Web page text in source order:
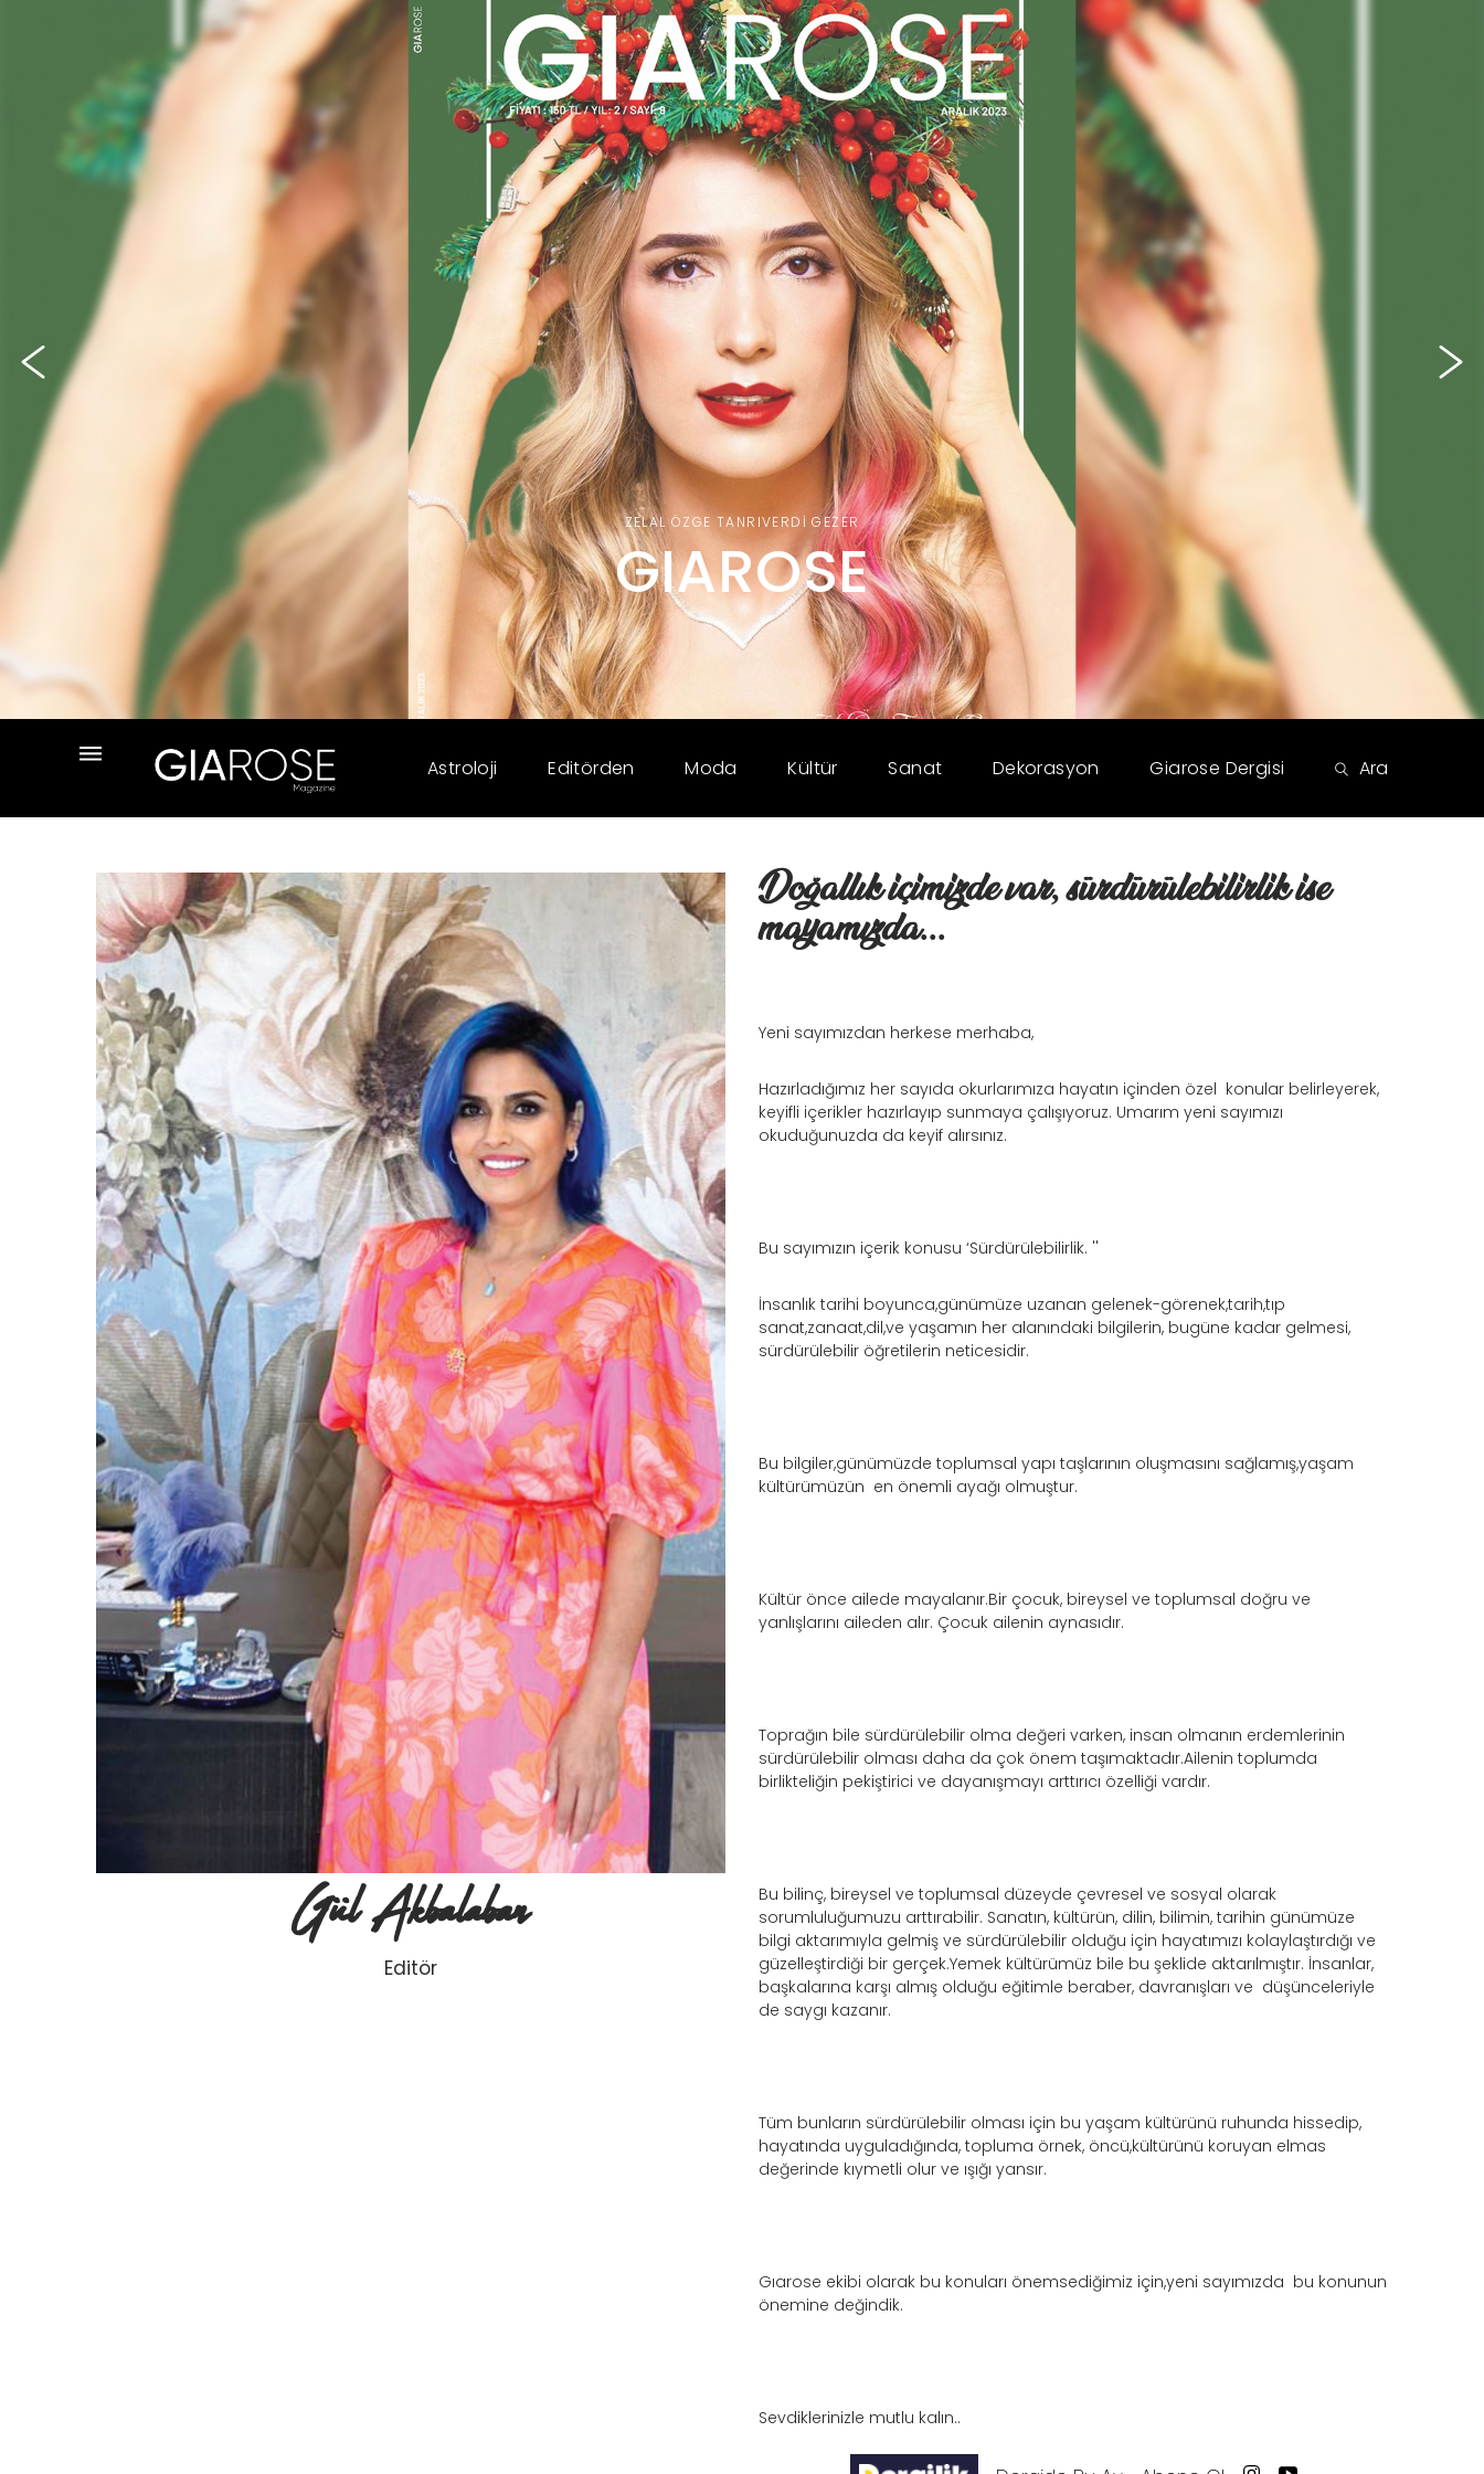
ZELAL ÖZGE TANRIVERDI GEZER
GIAROSE
Astroloji Editörden Moda Kültür Sanat Dekorasyon Giarose Dergisi Ara
Gül Akbalaban
Editör
Doğallık içimizde var, sürdürülebilirlik ise
mayamızda...
Yeni sayımızdan herkese merhaba,
Hazırladığımız her sayıda okurlarımıza hayatın içinden özel konular belirleyerek,
keyifli içerikler hazırlayıp sunmaya çalışıyoruz. Umarım yeni sayımızı
okuduğunuzda da keyif alırsınız.
Bu sayımızın içerik konusu ‘Sürdürülebilirlik. ''
İnsanlık tarihi boyunca,günümüze uzanan gelenek-görenek,tarih,tıp
sanat,zanaat,dil,ve yaşamın her alanındaki bilgilerin, bugüne kadar gelmesi,
sürdürülebilir öğretilerin neticesidir.
Bu bilgiler,günümüzde toplumsal yapı taşlarının oluşmasını sağlamış,yaşam
kültürümüzün en önemli ayağı olmuştur.
Kültür önce ailede mayalanır.Bir çocuk, bireysel ve toplumsal doğru ve
yanlışlarını aileden alır. Çocuk ailenin aynasıdır.
Toprağın bile sürdürülebilir olma değeri varken, insan olmanın erdemlerinin
sürdürülebilir olması daha da çok önem taşımaktadır.Ailenin toplumda
birlikteliğin pekiştirici ve dayanışmayı arttırıcı özelliği vardır.
Bu bilinç, bireysel ve toplumsal düzeyde çevresel ve sosyal olarak
sorumluluğumuzu arttırabilir. Sanatın, kültürün, dilin, bilimin, tarihin günümüze
bilgi aktarımıyla gelmiş ve sürdürülebilir olduğu için hayatımızı kolaylaştırdığı ve
güzelleştirdiği bir gerçek.Yemek kültürümüz bile bu şeklide aktarılmıştır. İnsanlar,
başkalarına karşı almış olduğu eğitimle beraber, davranışları ve düşünceleriyle
de saygı kazanır.
Tüm bunların sürdürülebilir olması için bu yaşam kültürünü ruhunda hissedip,
hayatında uyguladığında, topluma örnek, öncü,kültürünü koruyan elmas
değerinde kıymetli olur ve ışığı yansır.
Gıarose ekibi olarak bu konuları önemsediğimiz için,yeni sayımızda bu konunun
önemine değindik.
Sevdiklerinizle mutlu kalın..